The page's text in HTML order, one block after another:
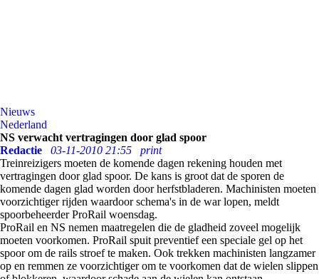
Nieuws
Nederland
NS verwacht vertragingen door glad spoor
Redactie
03-11-2010 21:55
print
Treinreizigers moeten de komende dagen rekening houden met
vertragingen door glad spoor. De kans is groot dat de sporen de
komende dagen glad worden door herfstbladeren. Machinisten moeten
voorzichtiger rijden waardoor schema's in de war lopen, meldt
spoorbeheerder ProRail woensdag.
ProRail en NS nemen maatregelen die de gladheid zoveel mogelijk
moeten voorkomen. ProRail spuit preventief een speciale gel op het
spoor om de rails stroef te maken. Ook trekken machinisten langzamer
op en remmen ze voorzichtiger om te voorkomen dat de wielen slippen